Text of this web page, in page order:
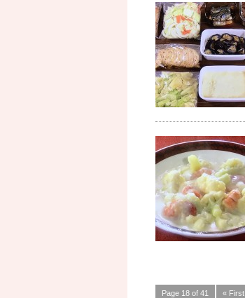
Page 18 of 41 « First